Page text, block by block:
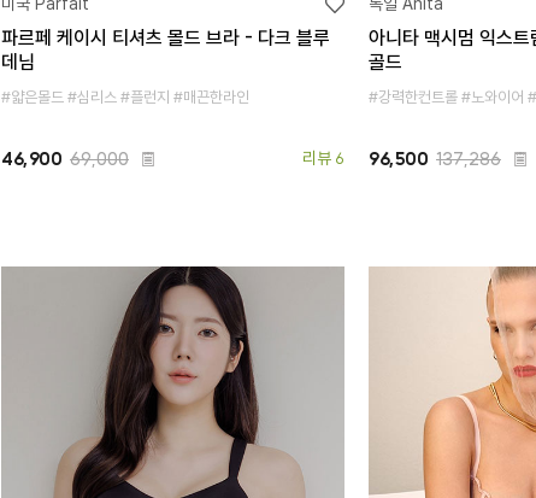
파르페 케이시 티셔츠 몰드 브라 - 다크 블루
데님
#얇은몰드 #심리스 #플런지 #매끈한라인
46,900 69,000 리뷰 6
아니타 맥시멈 익스
골드
#강력한컨트롤 #노와이어
96,500 137,286